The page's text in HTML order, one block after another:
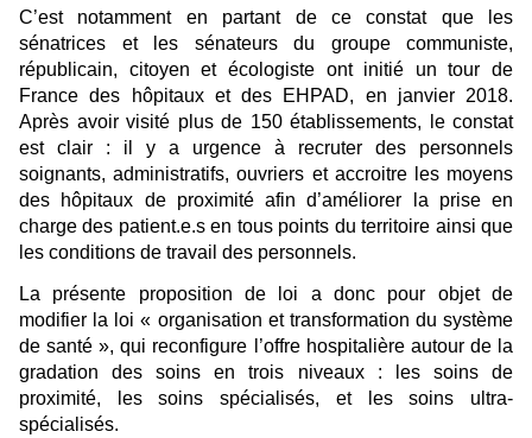
C’est notamment en partant de ce constat que les
sénatrices et les sénateurs du groupe communiste,
républicain, citoyen et écologiste ont initié un tour de
France des hôpitaux et des EHPAD, en janvier 2018.
Après avoir visité plus de 150 établissements, le constat
est clair : il y a urgence à recruter des personnels
soignants, administratifs, ouvriers et accroitre les moyens
des hôpitaux de proximité afin d’améliorer la prise en
charge des patient.e.s en tous points du territoire ainsi que
les conditions de travail des personnels.
La présente proposition de loi a donc pour objet de
modifier la loi « organisation et transformation du système
de santé », qui reconfigure l’offre hospitalière autour de la
gradation des soins en trois niveaux : les soins de
proximité, les soins spécialisés, et les soins ultra-
spécialisés.